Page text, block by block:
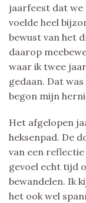
jaarfeest dat we
voelde heel
bewust van het
daarop
waar ik twee
gedaan. Dat
begon mijn
Het afgelopen
heksenpad. De
van een
gevoel echt tijd
bewandelen. Ik
het ook wel